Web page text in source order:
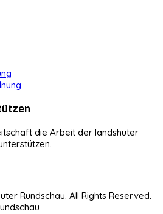
die Arbeit der landshuter
Rundschau. All Rights Reserved.